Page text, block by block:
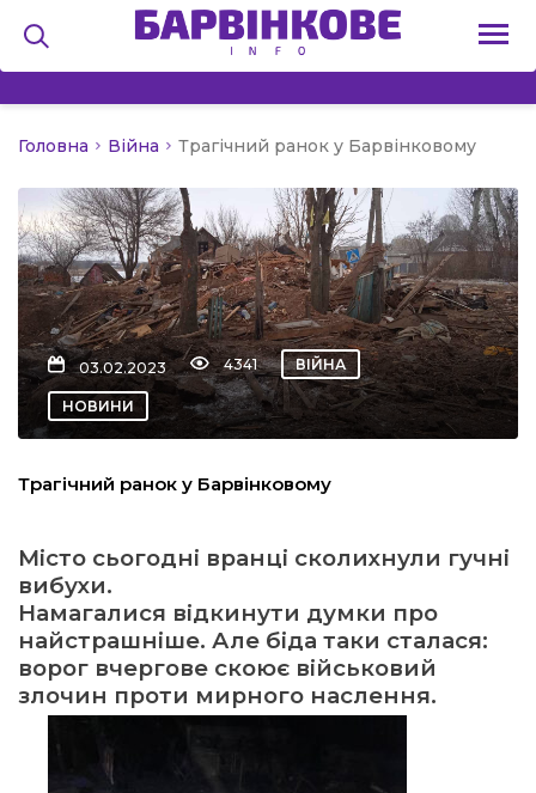
Головна Війна Трагічний ранок у Барвінковому
03.02.2023 4341 ВІЙНА
НОВИНИ
Трагічний ранок у Барвінковому
Місто сьогодні вранці сколихнули гучні
вибухи.
Намагалися відкинути думки про
найстрашніше. Але біда таки сталася:
ворог вчергове скоює військовий
злочин проти мирного наслення.